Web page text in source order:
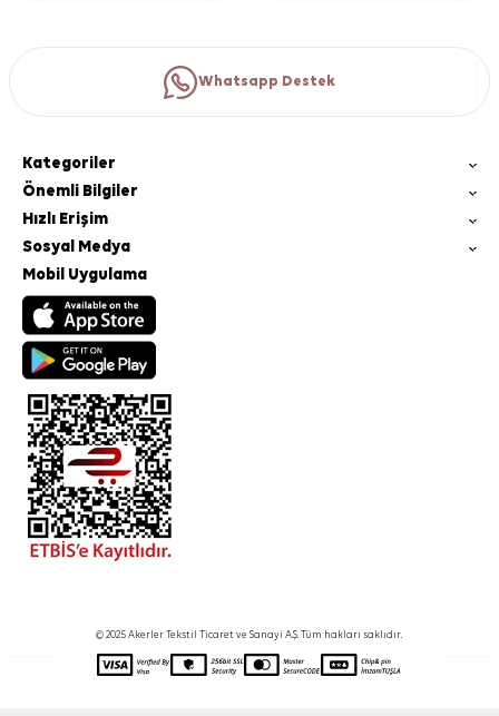
Whatsapp Destek
Kategoriler
Önemli Bilgiler
Hızlı Erişim
Sosyal Medya
Mobil Uygulama
© 2025 Akerler Tekstil Ticaret ve Sanayi A.Ş. Tüm hakları saklıdır.